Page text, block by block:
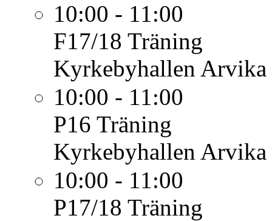
10:00 - 11:00
F17/18 Träning
Kyrkebyhallen Arvika
10:00 - 11:00
P16 Träning
Kyrkebyhallen Arvika
10:00 - 11:00
P17/18 Träning